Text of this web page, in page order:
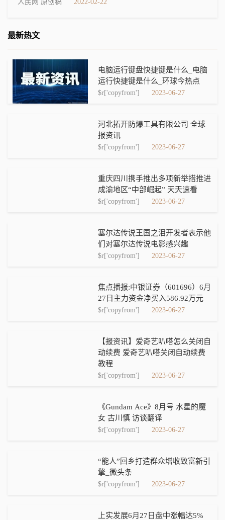
人民网 原创稿 2022-02-22
最新热文
电脑运行键盘快捷键是什么_电脑
运行快捷键是什么_环球今热点
$r['copyfrom'] 2023-06-27
河北拓开防爆工具有限公司 全球
报资讯
$r['copyfrom'] 2023-06-27
重庆四川携手推出多项新举措推进
成渝地区“中部崛起” 天天速看
$r['copyfrom'] 2023-06-27
塞尔达传说王国之泪开发者表示他
们对塞尔达传说电影感兴趣
$r['copyfrom'] 2023-06-27
焦点播报:中银证券（601696）6月
27日主力资金净买入586.92万元
$r['copyfrom'] 2023-06-27
【报资讯】爱奇艺叭嗒怎么关闭自
动续费 爱奇艺叭嗒关闭自动续费
教程
$r['copyfrom'] 2023-06-27
《Gundam Ace》8月号 水星的魔
女 古川慎 访谈翻译
$r['copyfrom'] 2023-06-27
“能人”回乡打造群众增收致富新引
擎_微头条
$r['copyfrom'] 2023-06-27
上实发展6月27日盘中涨幅达5%